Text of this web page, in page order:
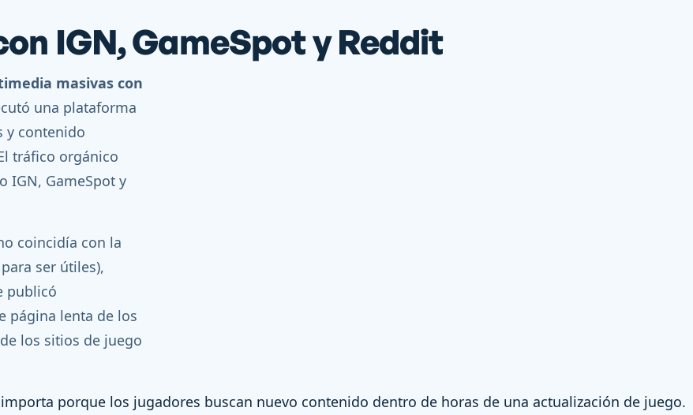
IGN, GameSpot y Reddit
masivas con
una plataforma
y contenido
tráfico orgánico
IGN, GameSpot y
coincidía con la
ser útiles),
publicó
página lenta de los
los sitios de juego
porque los jugadores buscan nuevo contenido dentro de horas de una actualización de juego.